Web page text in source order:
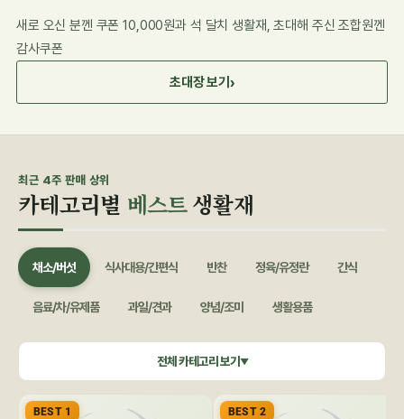
새로 오신 분껜 쿠폰 10,000원과 석 달치 생활재, 초대해 주신 조합원껜
감사쿠폰
초대장 보기›
최근 4주 판매 상위
카테고리별 베스트생활재
채소/버섯 식사대용/간편식 반찬 정육/유정란 간식
음료/차/유제품 과일/견과 양념/조미 생활용품
쌀/잡곡 수산/건어물 공정무역(민중교역) 건강식품/꿀
전체 카테고리 보기▼
BEST 1 BEST 2